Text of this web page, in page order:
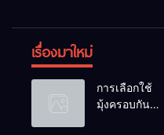
เรื่องมาใหม่
การเลือกใช้
มุ้งครอบกัน